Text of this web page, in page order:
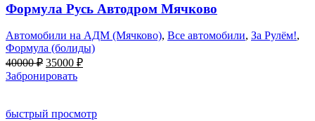
Формула Русь Автодром Мячково
Автомобили на АДМ (Мячково), Все автомобили, За Рулём!,
Формула (болиды)
40000₽ Первоначальная
цена
составляла
35000 ₽Текущая
Забронировать
быстрый просмотр